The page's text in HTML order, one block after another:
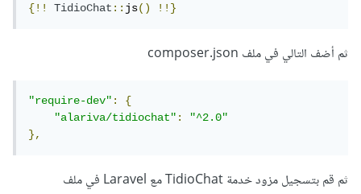
{!! TidioChat::js() !!}
ثم أضف التالي في ملف composer.json
"require-dev":
{
"alariva/tidiochat":
"^2.0"
},
ثم قم بتسجيل مزود خدمة TidioChat مع Laravel في ملف